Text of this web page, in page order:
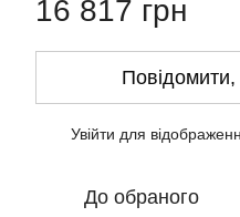
16 817 грн
Повідомити,
Увійти для
До обраного